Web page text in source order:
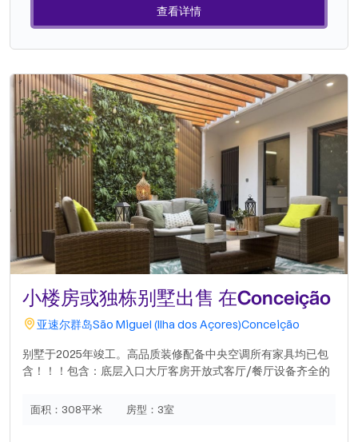
查看详情
小楼房或独栋别墅出售 在Conceição
亚速尔群岛São Miguel (Ilha dos Açores)Conceição
别墅于2025年竣工。高品质装修配备中央空调所有家具均已包
含！！！包含：底层入口大厅客房开放式客厅/餐厅设备齐全的
两间卧室，均带嵌入式衣柜客厅宽敞的浴室露台抓住这个绝佳的
面积： 308平米 房型： 3室